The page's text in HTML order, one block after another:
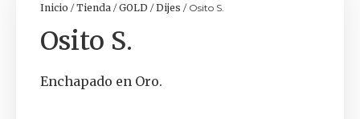
Inicio /Tienda /GOLD /Dijes / Osito S.
Osito S.
Enchapado en Oro.